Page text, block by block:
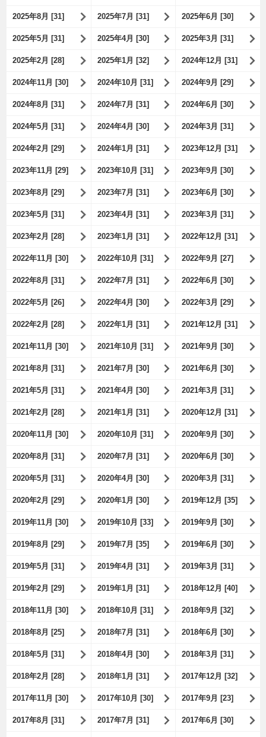
2025年8月 [31] 2025年7月 [31] 2025年6月 [30]
2025年5月 [31] 2025年4月 [30] 2025年3月 [31]
2025年2月 [28] 2025年1月 [32] 2024年12月 [31]
2024年11月 [30] 2024年10月 [31] 2024年9月 [29]
2024年8月 [31] 2024年7月 [31] 2024年6月 [30]
2024年5月 [31] 2024年4月 [30] 2024年3月 [31]
2024年2月 [29] 2024年1月 [31] 2023年12月 [31]
2023年11月 [29] 2023年10月 [31] 2023年9月 [30]
2023年8月 [29] 2023年7月 [31] 2023年6月 [30]
2023年5月 [31] 2023年4月 [31] 2023年3月 [31]
2023年2月 [28] 2023年1月 [31] 2022年12月 [31]
2022年11月 [30] 2022年10月 [31] 2022年9月 [27]
2022年8月 [31] 2022年7月 [31] 2022年6月 [30]
2022年5月 [26] 2022年4月 [30] 2022年3月 [29]
2022年2月 [28] 2022年1月 [31] 2021年12月 [31]
2021年11月 [30] 2021年10月 [31] 2021年9月 [30]
2021年8月 [31] 2021年7月 [30] 2021年6月 [30]
2021年5月 [31] 2021年4月 [30] 2021年3月 [31]
2021年2月 [28] 2021年1月 [31] 2020年12月 [31]
2020年11月 [30] 2020年10月 [31] 2020年9月 [30]
2020年8月 [31] 2020年7月 [31] 2020年6月 [30]
2020年5月 [31] 2020年4月 [30] 2020年3月 [31]
2020年2月 [29] 2020年1月 [30] 2019年12月 [35]
2019年11月 [30] 2019年10月 [33] 2019年9月 [30]
2019年8月 [29] 2019年7月 [35] 2019年6月 [30]
2019年5月 [31] 2019年4月 [31] 2019年3月 [31]
2019年2月 [29] 2019年1月 [31] 2018年12月 [40]
2018年11月 [30] 2018年10月 [31] 2018年9月 [32]
2018年8月 [25] 2018年7月 [31] 2018年6月 [30]
2018年5月 [31] 2018年4月 [30] 2018年3月 [31]
2018年2月 [28] 2018年1月 [31] 2017年12月 [32]
2017年11月 [30] 2017年10月 [30] 2017年9月 [23]
2017年8月 [31] 2017年7月 [31] 2017年6月 [30]